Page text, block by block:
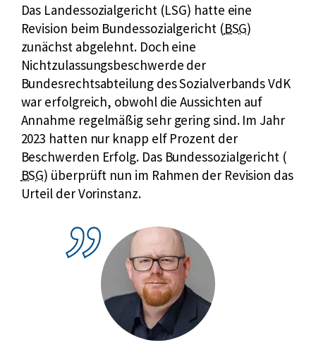
Das Landessozialgericht (LSG) hatte eine
Revision beim Bundessozialgericht (BSGk
z
f
ü
B
u
)
zunächst abgelehnt. Doch eine
Nichtzulassungsbeschwerde der
Bundesrechtsabteilung des Sozialverbands VdK
war erfolgreich, obwohl die Aussichten auf
Annahme regelmäßig sehr gering sind. Im Jahr
2023 hatten nur knapp elf Prozent der
Beschwerden Erfolg. Das Bundessozialgericht (
BSGk
u
) überprüft nun im Rahmen der Revision das
Urteil der Vorinstanz.